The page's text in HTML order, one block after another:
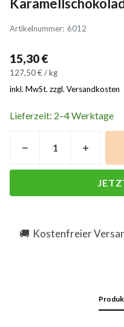
Artikelnummer: 6012
15,30 €
127,50 € / kg
inkl. MwSt. zzgl. Versandkosten
Lieferzeit: 2–4 Werktage
🚚 Kostenfreier